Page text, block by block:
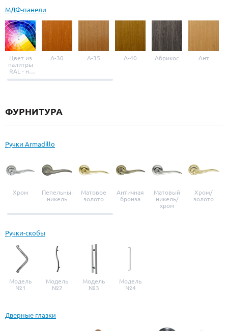
МДФ-панели
Цвет из
палитры
RAL - на
выбор
A-30 A-35 A-40 Абрикос Ант
ФУРНИТУРА
Ручки Armadillo
Хром
Пепельный
никель
Матовое
золото
Античная
бронза
Матовый
никель/
хром
Хром/
золото
Ручки-скобы
Модель
№1
Модель
№2
Модель
№3
Модель
№4
Дверные глазки